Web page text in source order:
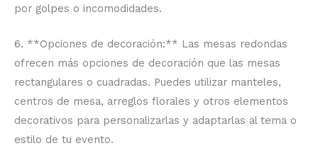
por golpes o incomodidades.
6. **Opciones de decoración:** Las mesas redondas
ofrecen más opciones de decoración que las mesas
rectangulares o cuadradas. Puedes utilizar manteles,
centros de mesa, arreglos florales y otros elementos
decorativos para personalizarlas y adaptarlas al tema o
estilo de tu evento.